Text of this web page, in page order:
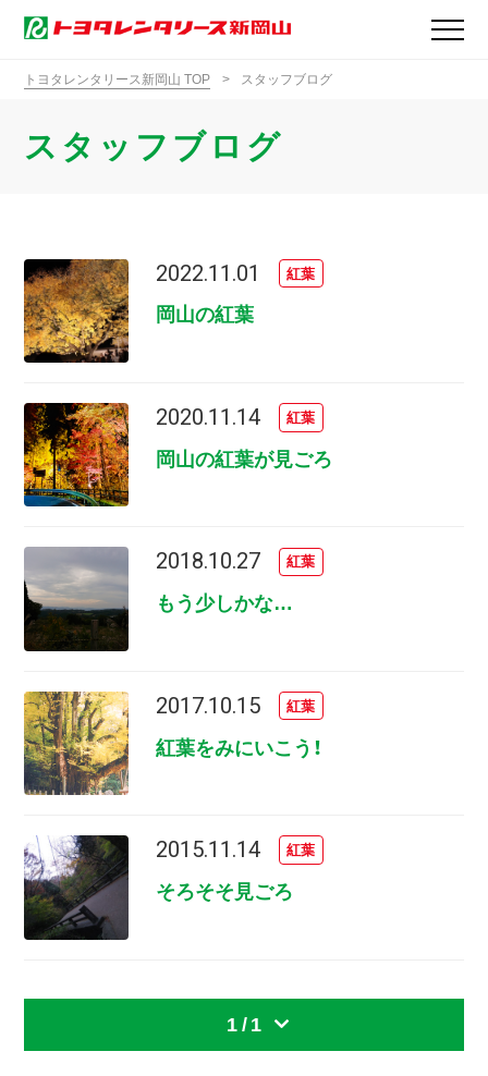
トヨタレンタリース新岡山 TOP スタッフブログ
スタッフブログ
2022.11.01 紅葉
岡山の紅葉
2020.11.14 紅葉
岡山の紅葉が見ごろ
2018.10.27 紅葉
もう少しかな…
2017.10.15 紅葉
紅葉をみにいこう！
2015.11.14 紅葉
そろそそ見ごろ
1 / 1